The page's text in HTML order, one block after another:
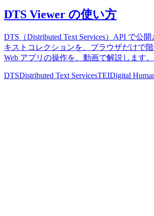
DTS Viewer の使い方
DTS（Distributed Text Services）API で公
キストコレクションを、ブラウザだけで
Web アプリの操作を、動画で解説します。
DTSDistributed Text ServicesTEIDigital